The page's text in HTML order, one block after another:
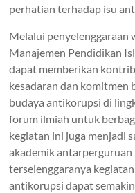
perhatian terhadap isu
Melalui penyelenggaraan
Manajemen Pendidikan
dapat memberikan
kesadaran dan komitmen
budaya antikorupsi di
forum ilmiah untuk
kegiatan ini juga menjadi
akademik
terselenggaranya
antikorupsi dapat